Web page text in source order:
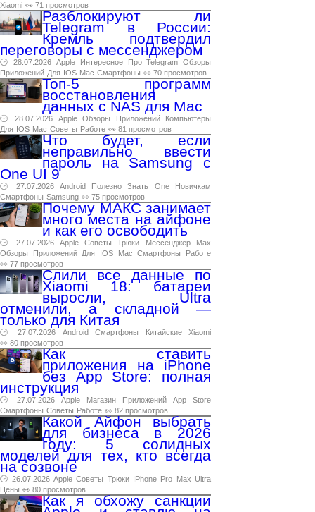
Xiaomi 👀 71 просмотров
Разблокируют ли
Telegram в России:
Кремль подтвердил
переговоры с мессенджером
🕑 28.07.2026 Apple Интересное Про Telegram Обзоры
Приложений Для IOS Mac Смартфоны 👀 70 просмотров
Топ-5 программ
восстановления
данных с NAS для Mac
🕑 28.07.2026 Apple Обзоры Приложений
Компьютеры
Для IOS Mac Советы Работе 👀 81 просмотров
Что будет, если
неправильно ввести
пароль на Samsung с
One UI 9
🕑 27.07.2026 Android Полезно Знать One
Новичкам
Смартфоны Samsung 👀 75 просмотров
Почему МАКС занимает
много места на айфоне
и как его освободить
🕑 27.07.2026 Apple Советы Трюки Мессенджер
Max
Обзоры
Приложений Для IOS Mac Смартфоны
Работе
👀 77 просмотров
Слили все данные по
Xiaomi 18: батареи
выросли, Ultra
отменили, а складной —
только для Китая
🕑 27.07.2026 Android Смартфоны Китайские
Xiaomi
👀 80 просмотров
Как ставить
приложения на iPhone
без App Store: полная
инструкция
🕑 27.07.2026 Apple Магазин Приложений App
Store
Смартфоны Советы Работе 👀 82 просмотров
Какой Айфон выбрать
для бизнеса в 2026
году: 5 солидных
моделей для тех, кто всегда
на созвоне
🕑 26.07.2026 Apple Советы Трюки IPhone Pro Max Ultra
Цены 👀 80 просмотров
Как я обхожу санкции